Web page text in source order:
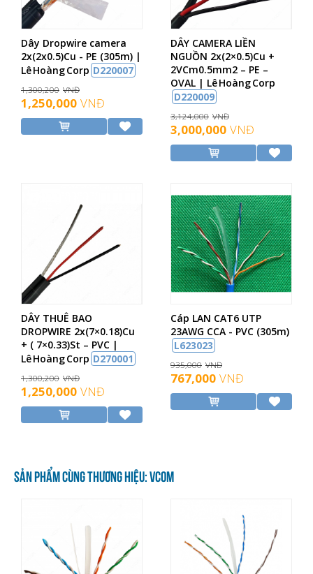
Dây Dropwire camera
2x(2x0.5)Cu - PE (305m) |
Lê Hoàng Corp D220007
1,300,200 VNĐ
1,250,000 VNĐ
DÂY CAMERA LIỀN
NGUỒN 2x(2×0.5)Cu +
2VCm0.5mm2 – PE –
OVAL | Lê Hoàng Corp
D220009
3,124,000 VNĐ
3,000,000 VNĐ
DÂY THUÊ BAO
DROPWIRE 2x(7×0.18)Cu
+ ( 7×0.33)St – PVC |
Lê Hoàng Corp D270001
1,300,200 VNĐ
1,250,000 VNĐ
Cáp LAN CAT6 UTP
23AWG CCA - PVC (305m)
L623023
935,000 VNĐ
767,000 VNĐ
SẢN PHẨM CÙNG THƯƠNG HIỆU: VCOM